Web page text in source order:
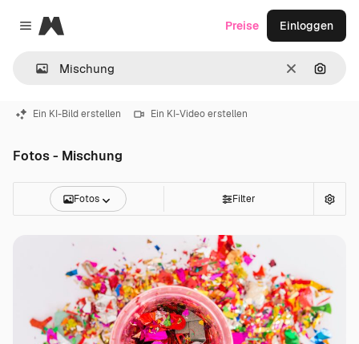
Close menu
Magnific
LöschenNach
Preise Einloggen
Ein KI-Bild erstellen Ein KI-Video erstellen
Fotos - Mischung
Fotos Filter